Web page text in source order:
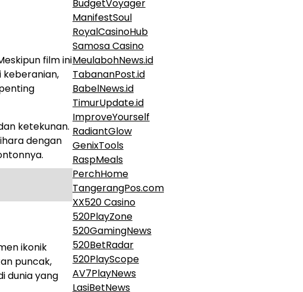
film ini
keberanian,
ketekunan.
dengan
ikonik
puncak,
dunia yang
BudgetVoyager
ManifestSoul
RoyalCasinoHub
Samosa Casino
MeulabohNews.id
TabananPost.id
BabelNews.id
TimurUpdate.id
ImproveYourself
RadiantGlow
GenixTools
RaspMeals
PerchHome
TangerangPos.com
XX520 Casino
520PlayZone
520GamingNews
520BetRadar
520PlayScope
AV7PlayNews
LasiBetNews